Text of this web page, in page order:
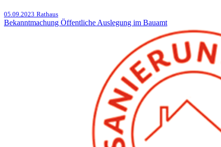
05.09.2023 Rathaus
Bekanntmachung Öffentliche Auslegung im Bauamt